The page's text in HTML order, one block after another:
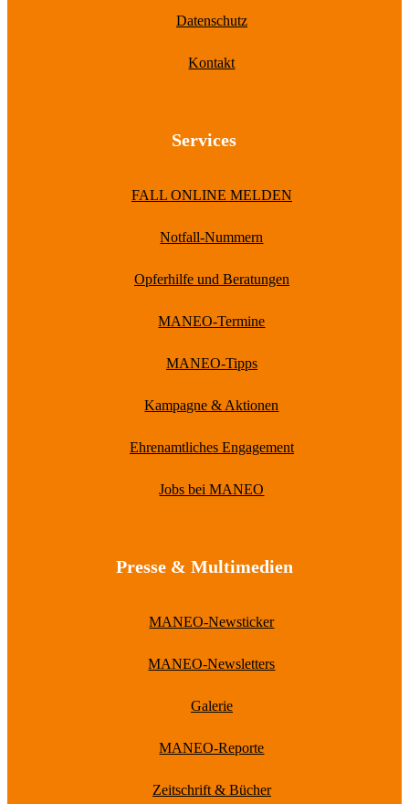
Datenschutz
Kontakt
Services
FALL ONLINE MELDEN
Notfall-Nummern
Opferhilfe und Beratungen
MANEO-Termine
MANEO-Tipps
Kampagne & Aktionen
Ehrenamtliches Engagement
Jobs bei MANEO
Presse & Multimedien
MANEO-Newsticker
MANEO-Newsletters
Galerie
MANEO-Reporte
Zeitschrift & Bücher